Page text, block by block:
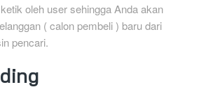
oleh user sehingga Anda akan
( calon pembeli ) baru dari
pencari.